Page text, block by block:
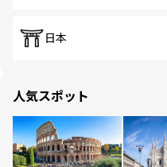
日本
人気スポット